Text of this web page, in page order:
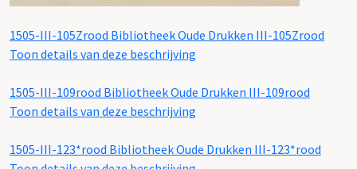
1505-III-105Zrood Bibliotheek Oude Drukken III-105Zrood
Toon details van deze beschrijving
1505-III-109rood Bibliotheek Oude Drukken III-109rood
Toon details van deze beschrijving
1505-III-123*rood Bibliotheek Oude Drukken III-123*rood